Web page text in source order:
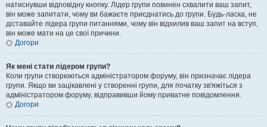
натиснувши відповідну кнопку. Лідер групи повинен схвалити ваш запит,
він може запитати, чому ви бажаєте приєднатись до групи. Будь-ласка, не
діставайте лідера групи питаннями, чому він відхилив ваш запит на вступ,
він може мати на це свої причини.
Догори
Як мені стати лідером групи?
Коли групи створюються адміністратором форуму, він призначає лідера
групи. Якщо ви зацікавлені у створенні групи, для початку зв'яжіться з
адміністратором форуму, відправивши йому приватне повідомлення.
Догори